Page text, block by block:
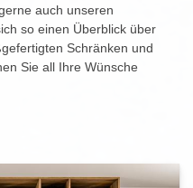
auch unseren
so einen Überblick über
Schränken und
Sie all Ihre Wünsche